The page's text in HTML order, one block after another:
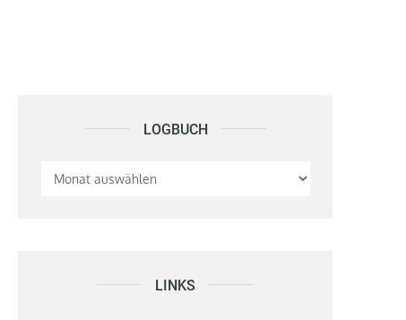
LOGBUCH Logbuch
LINKS